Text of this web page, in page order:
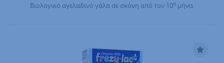
Βιολογικό αγελαδινό γάλα σε σκόνη από τον 10ομήνα.